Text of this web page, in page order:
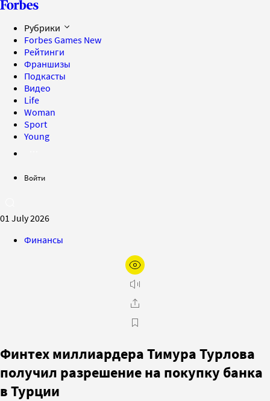
Рубрики
Forbes Games New
Рейтинги
Франшизы
Подкасты
Видео
Life
Woman
Sport
Young
Войти
01 July 2026
Финансы
Финтех миллиардера Тимура Турлова
получил разрешение на покупку банка
в Турции